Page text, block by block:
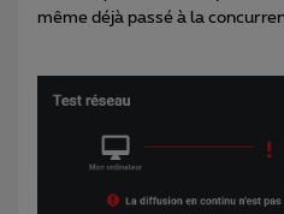
même déjà passé à la